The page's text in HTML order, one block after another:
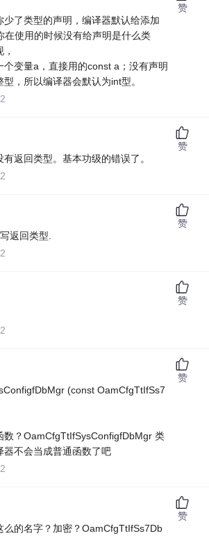
少了类型的声明，编译器默认给添加
在使用的时候没有给声明是什么类
个变量a，直接用的const a；没有声明
，所以编译器会默认为int型。
赞
返回类型。基本功级的错误了。
赞
返回类型.
赞
赞
(const OamCfgTtIfSs7
数？OamCfgTtIfSysConfigfDbMgr 类
器不会当成普通函数了吧
赞
么的名字？加密？OamCfgTtIfSs7Db
赞